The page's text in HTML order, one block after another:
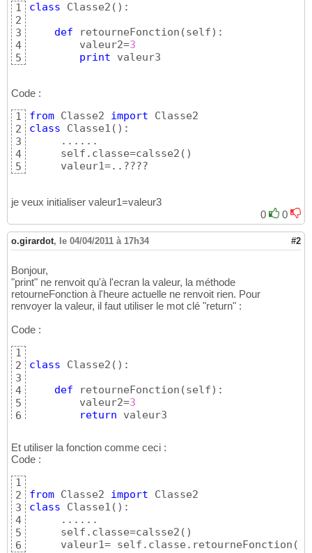
1
2
3
4
5
class Classe2 ( ) :
def retourneFonction (self) :
        valeur2=
3
print valeur3
Code :
1
2
3
4
5
from Classe2 import
class Classe1 ( ) :
     ......
     self.classe=calsse2
( )
     valeur1=..????
je veux initialiser valeur1=valeur3
0
0
o.girardot, le 04/04/2011 à 17h34 #2
Bonjour,
"print" ne renvoit qu'à l'ecran la valeur, la méthode
retourneFonction à l'heure actuelle ne renvoit rien. Pour
renvoyer la valeur, il faut utiliser le mot clé "return" :
Code :
1
2
3
4
5
6
class Classe2 ( ) :
def retourneFonction (self) :
        valeur2=
3
return valeur3
Et utiliser la fonction comme ceci :
Code :
1
2
3
4
5
6
from Classe2 import
class Classe1 ( ) :
     ......
     self.classe=calsse2
( )
     valeur1= self.classe.retourneFonction
( )